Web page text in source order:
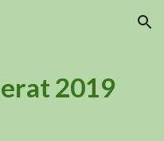
Skip to navigation
2019